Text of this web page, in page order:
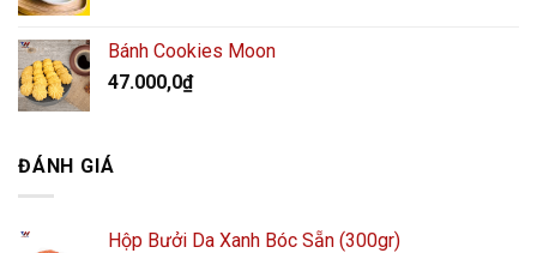
Bánh Cookies Moon
47.000,0₫
ĐÁNH GIÁ
Hộp Bưởi Da Xanh Bóc Sẵn (300gr)